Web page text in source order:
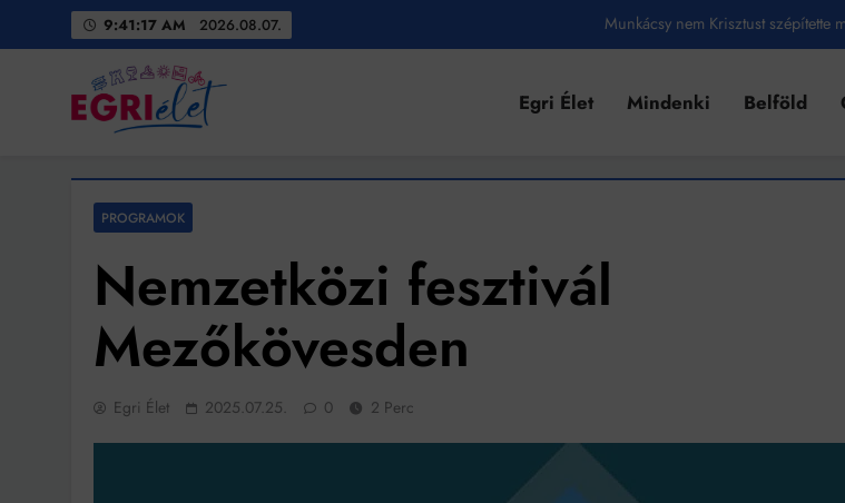
9:41:19 AM 2026.08.07.
Munkácsy nem Krisztust szépítette
Amikor a Tetris
Mindenki a világot akarja uralni – de nem
Bitumenes lapostetők: a bevált technológia akkor
Egri Élet
Egri Élet Mindenki Belföld
PROGRAMOK
Nemzetközi fesztivál
Mezőkövesden
Egri Élet 2025.07.25. 0 2 Perc